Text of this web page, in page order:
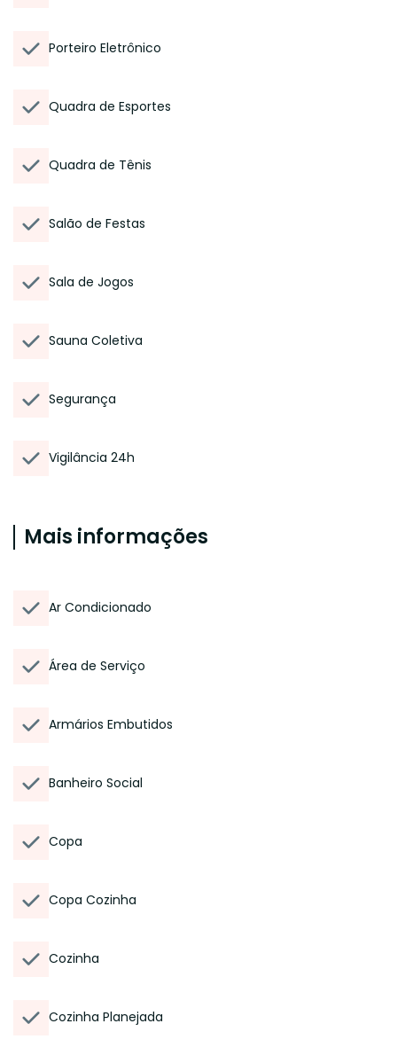
Porteiro Eletrônico
Quadra de Esportes
Quadra de Tênis
Salão de Festas
Sala de Jogos
Sauna Coletiva
Segurança
Vigilância 24h
Mais informações
Ar Condicionado
Área de Serviço
Armários Embutidos
Banheiro Social
Copa
Copa Cozinha
Cozinha
Cozinha Planejada